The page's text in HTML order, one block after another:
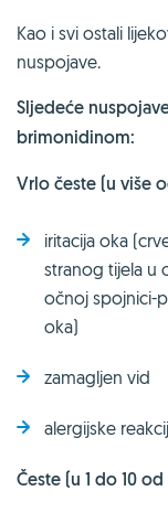
Kao i svi ostali
nuspojave.
Sljedeće
brimonidinom:
Vrlo česte (u više
iritacija oka
stranog tijela u
očnoj spojnici-
oka)
zamagljen vid
alergijske
Česte (u 1 do 10